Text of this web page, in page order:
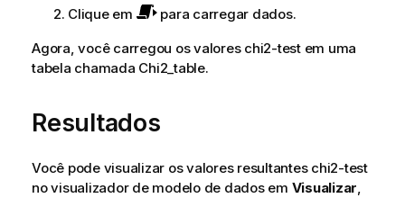
Clique em
para carregar dados.
Agora, você carregou os valores chi2-testem uma
tabela chamada Chi2_table.
Resultados
Você pode visualizar os valores resultantes chi2-test
no visualizador de modelo de dados em Visualizar,